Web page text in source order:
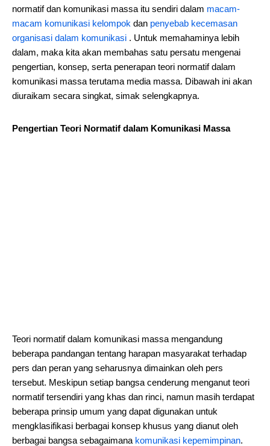
normatif dan komunikasi massa itu sendiri dalam macam-
macam komunikasi kelompok dan penyebab kecemasan
organisasi dalam komunikasi . Untuk memahaminya lebih
dalam, maka kita akan membahas satu persatu mengenai
pengertian, konsep, serta penerapan teori normatif dalam
komunikasi massa terutama media massa. Dibawah ini akan
diuraikam secara singkat, simak selengkapnya.
Pengertian Teori Normatif dalam Komunikasi Massa
Teori normatif dalam komunikasi massa mengandung
beberapa pandangan tentang harapan masyarakat terhadap
pers dan peran yang seharusnya dimainkan oleh pers
tersebut. Meskipun setiap bangsa cenderung menganut teori
normatif tersendiri yang khas dan rinci, namun masih terdapat
beberapa prinsip umum yang dapat digunakan untuk
mengklasifikasi berbagai konsep khusus yang dianut oleh
berbagai bangsa sebagaimana komunikasi kepemimpinan.